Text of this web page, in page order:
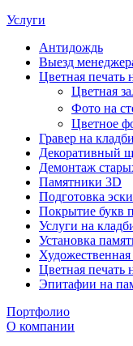
Услуги
Антидождь
Выезд
Цветная печать
Цветная
Фото на
Цветное
Гравер на
Декоративный
Демонтаж
Памятники 3D
Подготовка
Покрытие букв
Услуги на
Установка
Художественная
Цветная печать
Эпитафии на
Портфолио
О компании